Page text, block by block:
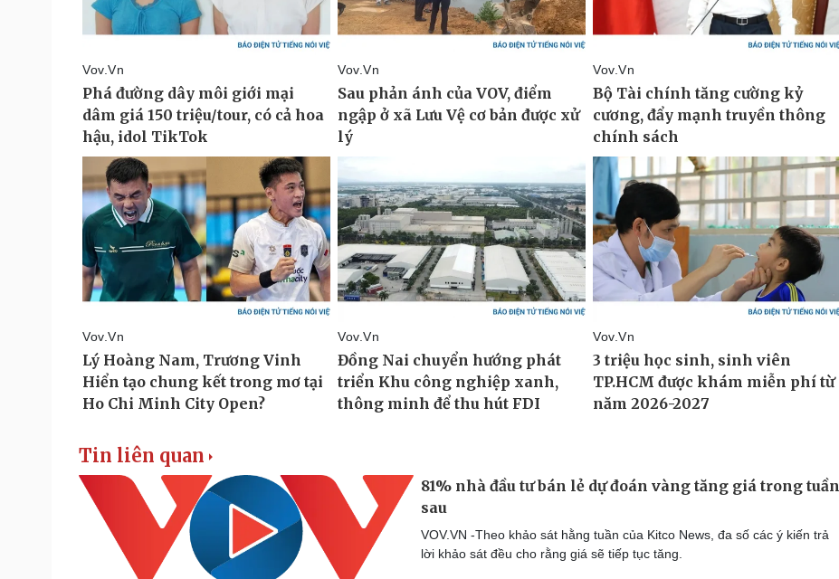
Tin liên quan
81% nhà đầu tư bán lẻ dự đoán vàng tăng giá trong tuần
sau
VOV.VN -Theo khảo sát hằng tuần của Kitco News, đa số các ý kiến trả
lời khảo sát đều cho rằng giá sẽ tiếp tục tăng.